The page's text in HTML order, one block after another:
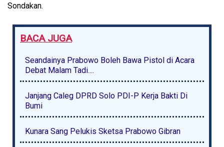
Sondakan.
BACA JUGA
Seandainya Prabowo Boleh Bawa Pistol di Acara
Debat Malam Tadi....
Janjang Caleg DPRD Solo PDI-P Kerja Bakti Di
Bumi
Kunara Sang Pelukis Sketsa Prabowo Gibran